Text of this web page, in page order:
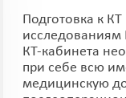
Подготовка к КТ
КТ-кабинета
при себе всю
медицинскую